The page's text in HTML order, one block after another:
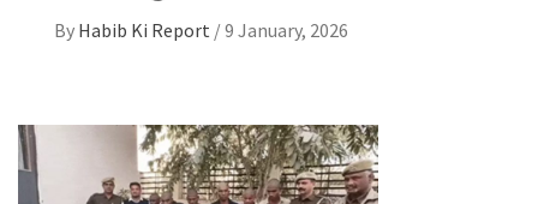
By Habib Ki Report /9 January, 2026